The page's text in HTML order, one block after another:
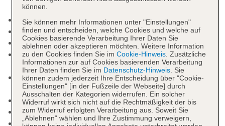
Geldwechsel möglich, Hotelsafe: gegen Gebühr
Lift
Gartenanlage, Sonnenterrasse
Pools: 2
Pool: Outdoor, Liegen: ohne Gebühr,
Sonnenschirme: ohne Gebühr
Pool: Outdoor, Liegen: ohne Gebühr,
Sonnenschirme: ohne Gebühr
Whirlpool: Indoor, im Wellnessbereich
Badetücher: ohne Gebühr
Internet: WLAN/WiFi, im öffentlichen Bereich:
können.
Sie können mehr Informationen unter "Einstellungen"
finden und entscheiden, welche Cookies und welche auf
Cookies basierende Verarbeitung Ihrer Daten Sie
ablehnen oder akzeptieren möchten. Weitere Information
zu den Cookies finden Sie im Cookie-Hinweis. Zusätzliche
Informationen zur auf Cookies basierenden Verarbeitung
Ihrer Daten finden Sie im Datenschutz-Hinweis. Sie
können zudem jederzeit Ihre Entscheidung über "Cookie-
Einstellungen" [in der Fußzeile der Webseite] durch
Ausschalten der Kategorien widerrufen. Ein solcher
Widerruf wirkt sich nicht auf die Rechtmäßigkeit der bis
zum Widerruf erfolgten Verarbeitung aus. Soweit Sie
„Ablehnen“ wählen und Ihre Zustimmung verweigern,